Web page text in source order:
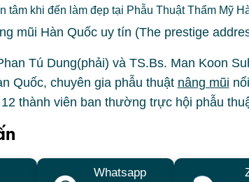
tâm khi đến làm đẹp tại Phẫu Thuật Thẩm Mỹ
Tú Dung(phải) và TS.Bs. Man Koon
Quốc, chuyên gia phẫu thuật nâng mũi
thành viên ban thường trực hội phẫu
Whatsapp